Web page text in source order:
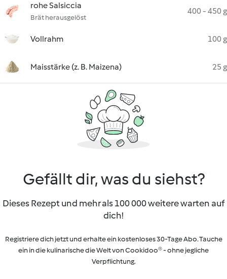
rohe Salsiccia
Brät herausgelöst
400 - 450 g
Vollrahm 100 g
Maisstärke (z. B. Maizena) 25 g
Gefällt dir, was du siehst?
Dieses Rezept und mehr als 100 000 weitere warten auf
dich!
Registriere dich jetzt und erhalte ein kostenloses 30-Tage Abo. Tauche
ein in die kulinarische die Welt von Cookidoo® - ohne jegliche
Verpflichtung.